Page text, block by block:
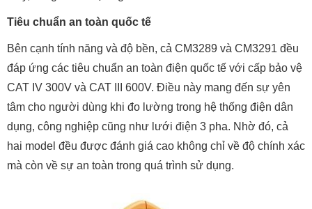
Tiêu chuẩn an toàn quốc tế
Bên cạnh tính năng và độ bền, cả CM3289 và CM3291 đều
đáp ứng các tiêu chuẩn an toàn điện quốc tế với cấp bảo vệ
CAT IV 300V và CAT III 600V. Điều này mang đến sự yên
tâm cho người dùng khi đo lường trong hệ thống điện dân
dụng, công nghiệp cũng như lưới điện 3 pha. Nhờ đó, cả
hai model đều được đánh giá cao không chỉ về độ chính xác
mà còn về sự an toàn trong quá trình sử dụng.